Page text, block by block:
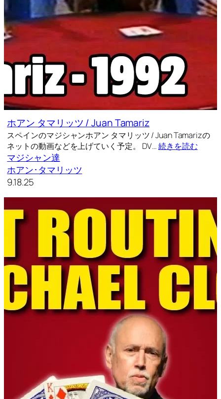
ホアン タマリッツ / Juan Tamariz
スペインのマジシャンホアン タマリッツ / Juan Tamarizの
ネットの動画などを上げていく予定。 DV…続きを読む
マジシャン達
ホアン･タマリッツ
9.18.25